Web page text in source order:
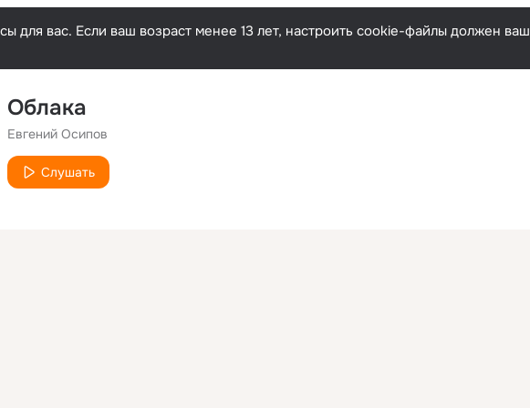
для вас. Если ваш возраст менее 13 лет, настроить cookie-файлы должен ваш
Облака
Евгений Осипов
Слушать